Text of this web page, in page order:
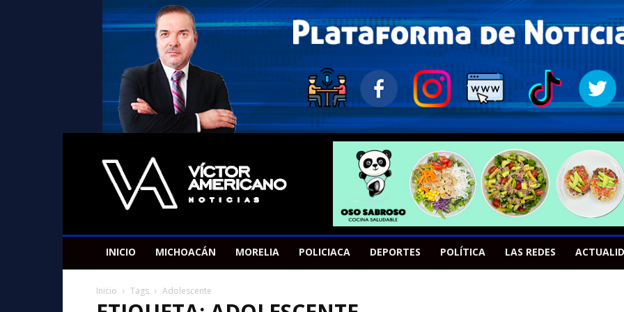
Americano
Victor
INICIO MICHOACÁN MORELIA POLICIACA DEPORTES POLÍTICA LAS REDES
Inicio Tags Adolescente